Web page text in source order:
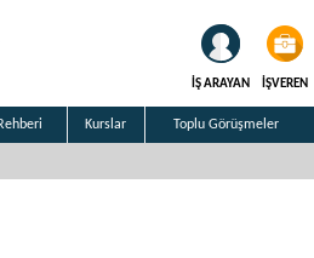
İŞ ARAYAN İŞVEREN
Kurslar Toplu Görüşmeler